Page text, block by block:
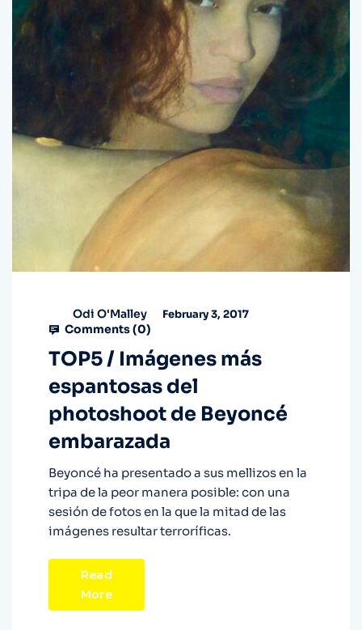
Odi O'Malley February 3, 2017
Comments (0)
TOP5 / Imágenes más
espantosas del
photoshoot de Beyoncé
embarazada
Beyoncé ha presentado a sus mellizos en la
tripa de la peor manera posible: con una
sesión de fotos en la que la mitad de las
imágenes resultar terroríficas.
Read
More